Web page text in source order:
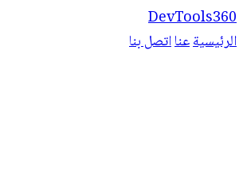
DevTools360
الرئيسيةعنااتصل بنا